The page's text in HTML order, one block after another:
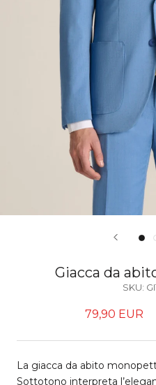
Giacca da
SKU:
79,90 EUR
La giacca da abito
Sottotono interpreta